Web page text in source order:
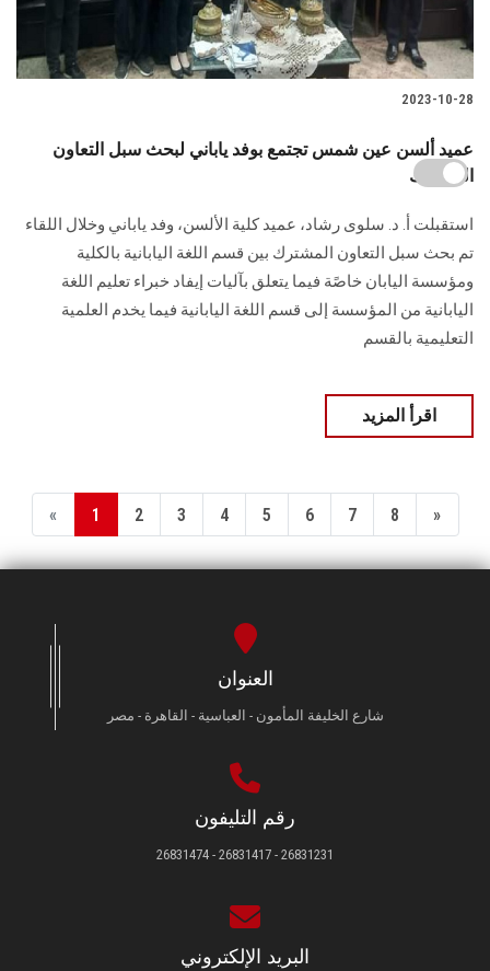
2023-10-28
عميد ألسن عين شمس تجتمع بوفد ياباني لبحث سبل التعاون
المشترك
استقبلت أ. د. سلوى رشاد، عميد كلية الألسن، وفد ياباني وخلال اللقاء
تم بحث سبل التعاون المشترك بين قسم اللغة اليابانية بالكلية
ومؤسسة اليابان خاصًة فيما يتعلق بآليات إيفاد خبراء تعليم اللغة
اليابانية من المؤسسة إلى قسم اللغة اليابانية فيما يخدم العلمية
التعليمية بالقسم
اقرأ المزيد
« 1 2 3 4 5 6 7 8 »
العنوان
شارع الخليفة المأمون - العباسية - القاهرة - مصر
رقم التليفون
26831231 - 26831417 - 26831474
البريد الإلكتروني